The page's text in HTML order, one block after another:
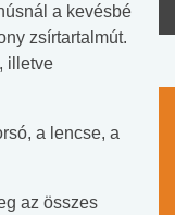
a kevésbé
zsírtartalmút.
illetve
a lencse, a
az összes